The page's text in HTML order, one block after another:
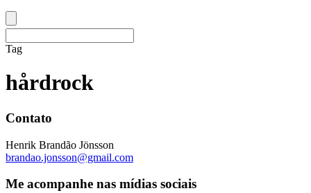
Tag
hårdrock
Contato
Henrik Brandão Jönsson
brandao.jonsson@gmail.com
Me acompanhe nas mídias sociais